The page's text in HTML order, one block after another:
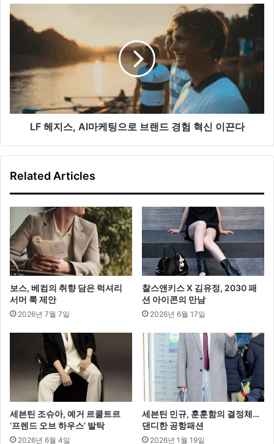
개
지
케
팅
으
로
험
끈
다
LF 헤지스, AI마케팅으로 브랜드 경험 혁신 이끈다
Related Articles
보스, 베컴의 취향 담은 럭셔리
서머 룩 제안
2026년 7월 7일
찰스앤키스 X 김유정, 2030 패
션 아이콘의 만남
2026년 6월 17일
세븐틴 조슈아, 예거 르쿨트르
‘프렌드 오브 하우스’ 발탁
2026년 6월 4일
세븐틴 민규, 훈훈함의 결정체…
댄디한 공항패션
2026년 1월 19일